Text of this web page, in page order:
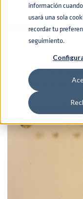
información
usará una sola
recordar tu
seguimiento.
LOS
THIELMANN
SEGURA